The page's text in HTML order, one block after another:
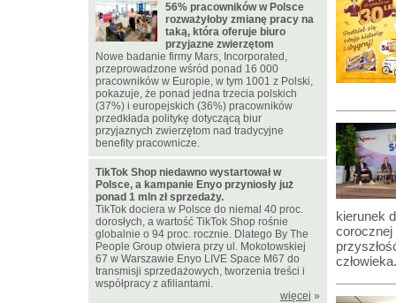
kierunek
corocznej
człowieka.
56% pracowników w Polsce
rozważyłoby zmianę pracy na
taką, która oferuje biuro
przyjazne zwierzętom
Nowe badanie firmy Mars, Incorporated,
przeprowadzone wśród ponad 16 000
pracowników w Europie, w tym 1001 z Polski,
pokazuje, że ponad jedna trzecia polskich
(37%) i europejskich (36%) pracowników
przedkłada politykę dotyczącą biur
przyjaznych zwierzętom nad tradycyjne
benefity pracownicze.
TikTok Shop niedawno wystartował w
Polsce, a kampanie Enyo przyniosły już
ponad 1 mln zł sprzedaży.
TikTok dociera w Polsce do niemal 40 proc.
dorosłych, a wartość TikTok Shop rośnie
globalnie o 94 proc. rocznie. Dlatego By The
People Group otwiera przy ul. Mokotowskiej
67 w Warszawie Enyo LIVE Space M67 do
transmisji sprzedażowych, tworzenia treści i
współpracy z afiliantami.
więcej »